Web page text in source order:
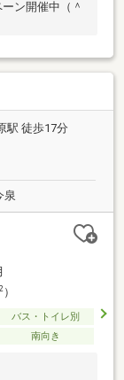
ン開催中（＾
駅 徒歩17分
泉
2）
バス・トイレ別
南向き